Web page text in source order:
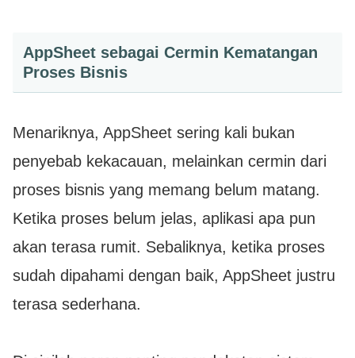
AppSheet sebagai Cermin Kematangan
Proses Bisnis
Menariknya, AppSheet sering kali bukan
penyebab kekacauan, melainkan cermin dari
proses bisnis yang memang belum matang.
Ketika proses belum jelas, aplikasi apa pun
akan terasa rumit. Sebaliknya, ketika proses
sudah dipahami dengan baik, AppSheet justru
terasa sederhana.